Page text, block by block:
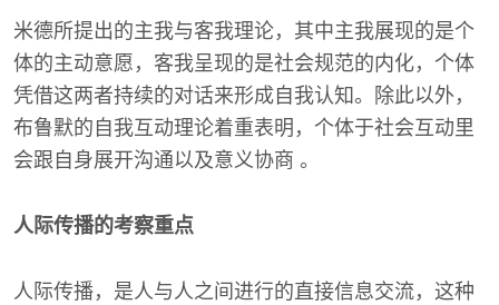
米德所提出的主我与客我理论，其中主我展现的是个
体的主动意愿，客我呈现的是社会规范的内化，个体
凭借这两者持续的对话来形成自我认知。除此以外，
布鲁默的自我互动理论着重表明，个体于社会互动里
会跟自身展开沟通以及意义协商 。
人际传播的考察重点
人际传播，是人与人之间进行的直接信息交流，这种